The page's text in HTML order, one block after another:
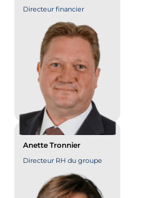
Directeur financier
Anette Tronnier
Directeur RH du groupe